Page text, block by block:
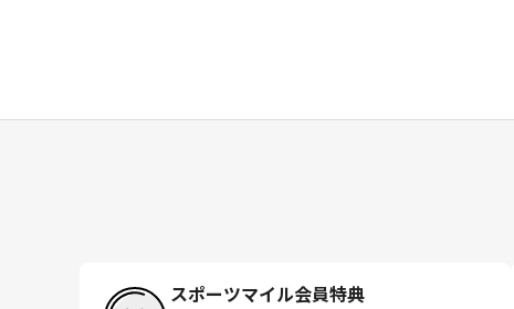
スポーツマイル会員特典